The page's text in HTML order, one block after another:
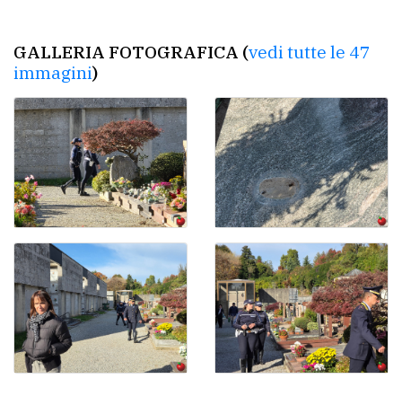
GALLERIA FOTOGRAFICA (vedi tutte le 47
immagini)